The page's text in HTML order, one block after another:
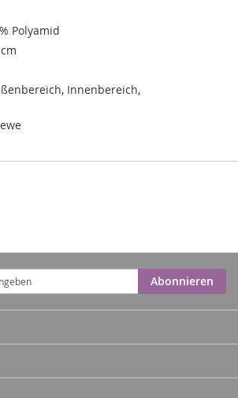
Polyamid
Innenbereich,
Abonnieren